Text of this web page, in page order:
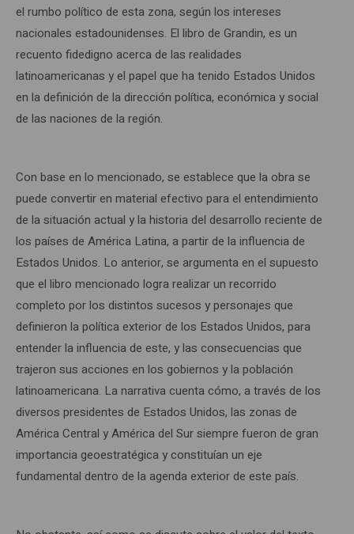
el rumbo político de esta zona, según los intereses
nacionales estadounidenses. El libro de Grandin, es un
recuento fidedigno acerca de las realidades
latinoamericanas y el papel que ha tenido Estados Unidos
en la definición de la dirección política, económica y social
de las naciones de la región.
Con base en lo mencionado, se establece que la obra se
puede convertir en material efectivo para el entendimiento
de la situación actual y la historia del desarrollo reciente de
los países de América Latina, a partir de la influencia de
Estados Unidos. Lo anterior, se argumenta en el supuesto
que el libro mencionado logra realizar un recorrido
completo por los distintos sucesos y personajes que
definieron la política exterior de los Estados Unidos, para
entender la influencia de este, y las consecuencias que
trajeron sus acciones en los gobiernos y la población
latinoamericana. La narrativa cuenta cómo, a través de los
diversos presidentes de Estados Unidos, las zonas de
América Central y América del Sur siempre fueron de gran
importancia geoestratégica y constituían un eje
fundamental dentro de la agenda exterior de este país.